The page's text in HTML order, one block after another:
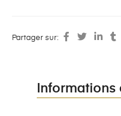
Partager sur: